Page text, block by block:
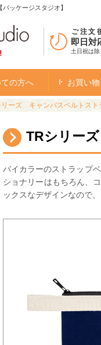
ッケージスタジオ】
ご注文
即日対
土日祝は除
の方へ お買い
リーズ キャンバスベルトスト
TRシリー
バイカラーのストラップ
ショナリーはもちろん、
ックスなデザインなので